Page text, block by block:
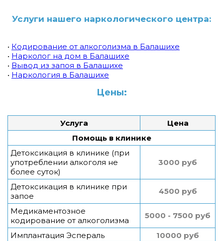
Услуги нашего наркологического центра:
• Кодирование от алкоголизма в Балашихе
• Нарколог на дом в Балашихе
• Вывод из запоя в Балашихе
• Наркология в Балашихе
Цены:
Услуга
Цена
Помощь в клинике
Детоксикация в клинике (при
употреблении алкоголя не
более суток)
3000 руб
Детоксикация в клинике при
запое
4500 руб
Медикаментозное
кодирование от алкоголизма
5000 - 7500 руб
Имплантация Эспераль
10000 руб